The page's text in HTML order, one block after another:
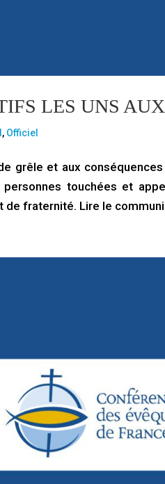
LES UNS
, Officiel
grêle et aux
touchées et
fraternité. Lire le